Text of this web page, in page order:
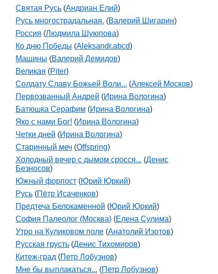
Святая Русь (Андриан Елий)
Русь многострадальная. (Валерий Шигарин)
Россия (Людмила Шуюпова)
Ко дню Победы (Aleksandr.abcd)
Машины (Валерий Демидов)
Великая (Piter)
Солдату Славу Божьей Воли... (Алексей Москов)
Первозванный Андрей (Ирина Вологина)
Батюшка Серафим (Ирина Вологина)
Яко с нами Бог! (Ирина Вологина)
Четки дней (Ирина Вологина)
Старинный меч (Offspring)
Холодный вечер с дымом сросся... (Денис
Безносов)
Южный форпост (Юрий Юркий)
Русь (Пётр Исаченков)
Предтеча Белокаменной (Юрий Юркий)
София Палеолог (Москва) (Елена Сулима)
Утро на Куликовом поле (Анатолий Изотов)
Русская грусть (Денис Тихомиров)
Китеж-град (Петр Лобузнов)
Мне бы выплакаться... (Петр Лобузнов)